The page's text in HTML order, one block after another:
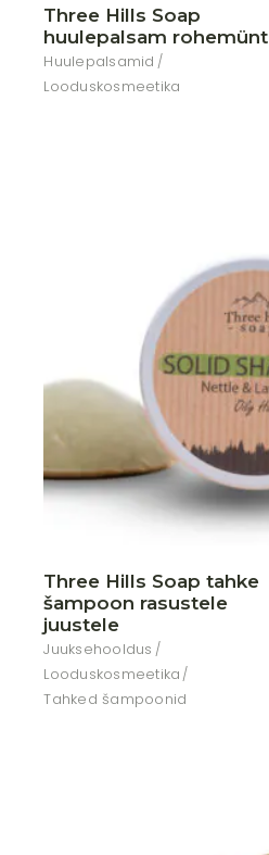
Three Hills Soap
huulepalsam rohemünt
Huulepalsamid
Looduskosmeetika
Three Hills Soap tahke
šampoon rasustele
juustele
Juuksehooldus
Looduskosmeetika
Tahked šampoonid